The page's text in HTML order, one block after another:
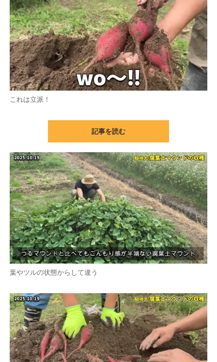
これは立派！
記事を読む
葉やツルの状態からして違う